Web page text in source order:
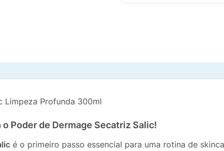
Limpeza Profunda 300ml
Poder de Dermage Secatriz Salic!
é o primeiro passo essencial para uma rotina de